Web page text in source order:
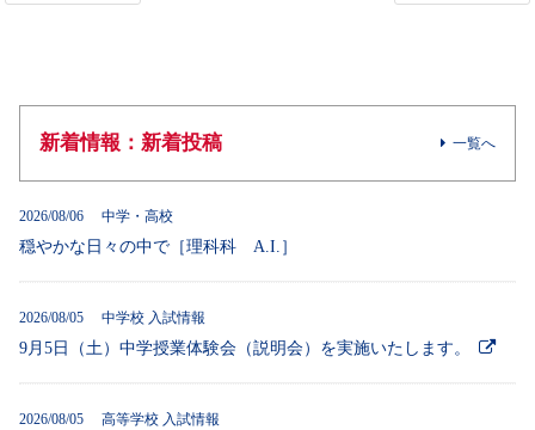
新着情報：新着投稿 一覧へ
2026/08/06 中学・高校
穏やかな日々の中で［理科科 A.I.］
2026/08/05 中学校 入試情報
9月5日（土）中学授業体験会（説明会）を実施いたします。
2026/08/05 高等学校 入試情報